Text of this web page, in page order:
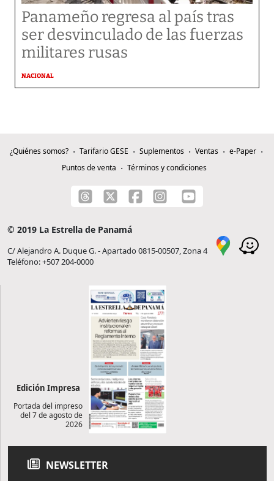
Panameño regresa al país tras
ser desvinculado de las fuerzas
militares rusas
NACIONAL
¿Quiénes somos? Tarifario GESE Suplementos Ventas
e-Paper
Puntos de venta
Términos y condiciones
© 2019 La Estrella de Panamá
C/ Alejandro A. Duque G. - Apartado 0815-00507, Zona 4
Teléfono: +507 204-0000
Edición Impresa
Portada del impreso
del 7 de agosto de
2026
NEWSLETTER